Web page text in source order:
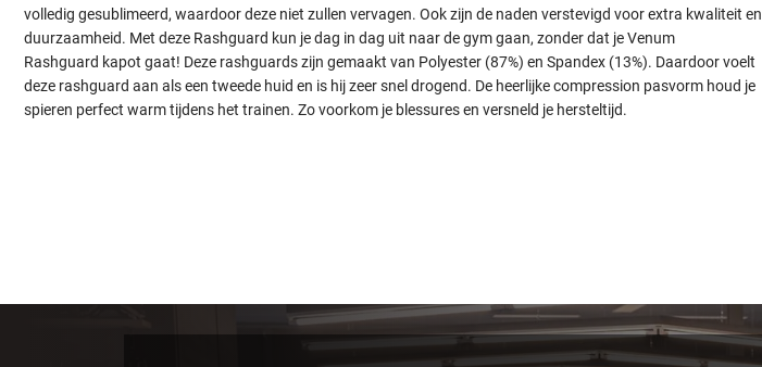
volledig gesublimeerd, waardoor deze niet zullen vervagen. Ook zijn de naden verstevigd voor extra kwaliteit en
duurzaamheid. Met deze Rashguard kun je dag in dag uit naar de gym gaan, zonder dat je Venum
Rashguard kapot gaat! Deze rashguards zijn gemaakt van Polyester (87%) en Spandex (13%). Daardoor voelt
deze rashguard aan als een tweede huid en is hij zeer snel drogend. De heerlijke compression pasvorm houd je
spieren perfect warm tijdens het trainen. Zo voorkom je blessures en versneld je hersteltijd.